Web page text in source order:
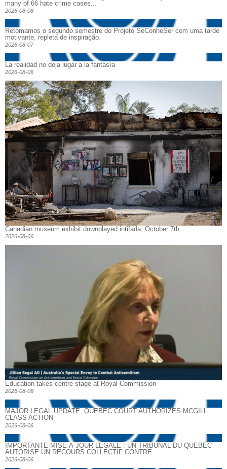
many of 66 hate crime cases...
2026-08-08
Retomamos o segundo semestre do Projeto SeConheSer com uma tarde
motivante, repleta de inspiração.
2026-08-07
La realidad no deja lugar a la fantasía
2026-08-06
Canadian museum exhibit downplayed intifada, October 7th
2026-08-06
Education takes centre stage at Royal Commission
2026-08-06
MAJOR LEGAL UPDATE: QUEBEC COURT AUTHORIZES MCGILL
CLASS ACTION
2026-08-06
IMPORTANTE MISE À JOUR LÉGALE : UN TRIBUNAL DU QUÉBEC
AUTORISE UN RECOURS COLLECTIF CONTRE...
2026-08-06